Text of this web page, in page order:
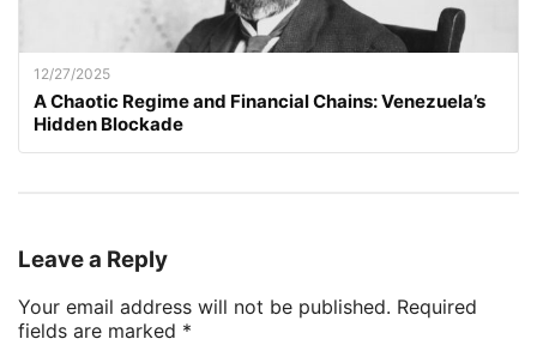
12/27/2025
A Chaotic Regime and Financial Chains: Venezuela’s
Hidden Blockade
Leave a Reply
Your email address will not be published. Required
fields are marked *